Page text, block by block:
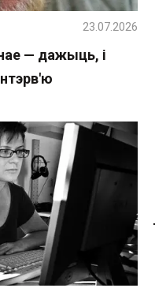
— дажыць, і
23.07.2026